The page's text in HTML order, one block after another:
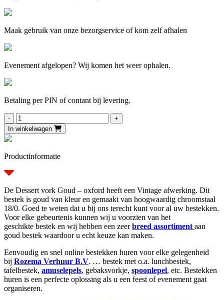
Maak gebruik van onze bezorgservice of kom zelf afhalen
Evenement afgelopen? Wij komen het weer ophalen.
Betaling per PIN of contant bij levering.
Dessertvork
Goud
-
Oxford
aantal
In winkelwagen
Productinformatie
De Dessert vork Goud – oxford heeft een Vintage afwerking. Dit
bestek is goud van kleur en gemaakt van hoogwaardig chroomstaal
18/0. Goed te weten dat u bij ons terecht kunt voor al uw bestekken.
Voor elke gebeurtenis kunnen wij u voorzien van het
geschikte bestek en wij hebben een zeerbreed assortiment aan
goud bestek waardoor u echt keuze kan maken.
Eenvoudig en snel online bestekken huren voor elke gelegenheid
bij Rozema Verhuur B.V. … bestek met o.a. lunchbestek,
tafelbestek, amuselepels, gebaksvorkje, spoonlepel, etc. Bestekken
huren is een perfecte oplossing als u een feest of evenement gaat
organiseren.